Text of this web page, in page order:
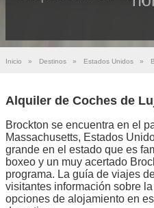
Inicio » Destinos » Estados Unidos »
Alquiler de Coches de
Brockton se encuentra en el
Massachusetts, Estados
grande en el estado que es
boxeo y un muy acertado
programa. La guía de viajes
visitantes información sobre
opciones de alojamiento en